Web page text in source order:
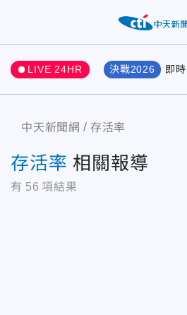
LIVE 24HR 決戰2026 即時
中天新聞網 存活率
存活率 相關報導
有 56 項結果